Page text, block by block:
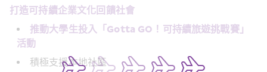
打造可持續企業文化回饋社會
推動大學生投入「Gotta GO！可持續旅遊挑戰賽」
活動
積極支援本地社區